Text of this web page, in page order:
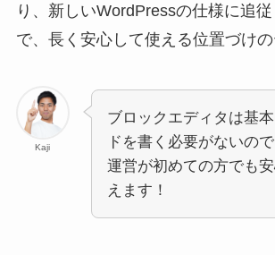
り、新しいWordPressの仕様に追
で、長く安心して使える位置づけの
Kaji
ブロックエディタは基
ドを書く必要がないの
運営が初めての方でも
えます！